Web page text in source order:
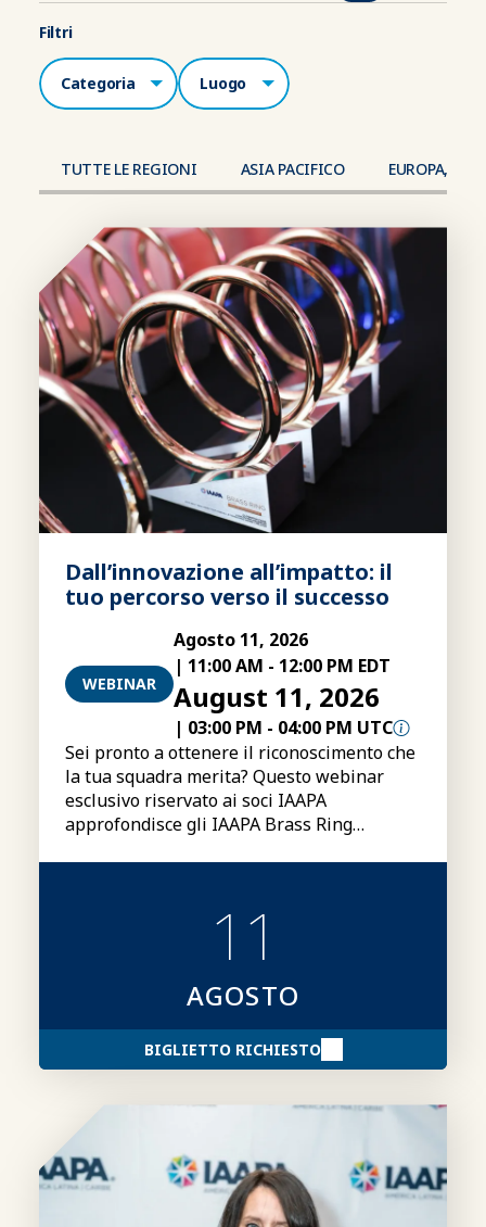
Filtri
Categorie Luogo
TUTTE LE REGIONI ASIA PACIFICO EUROPA,
Dall’innovazione all’impatto: il
tuo percorso verso il successo
WEBINAR
Agosto 11, 2026
| 11:00 AM - 12:00 PM EDT
August 11, 2026
| 03:00 PM - 04:00 PM UTC
Sei pronto a ottenere il riconoscimento che
la tua squadra merita? Questo webinar
esclusivo riservato ai soci IAAPA
approfondisce gli IAAPA Brass Ring
su come presentare candidature più
11
AGOSTO
BIGLIETTO RICHIESTO